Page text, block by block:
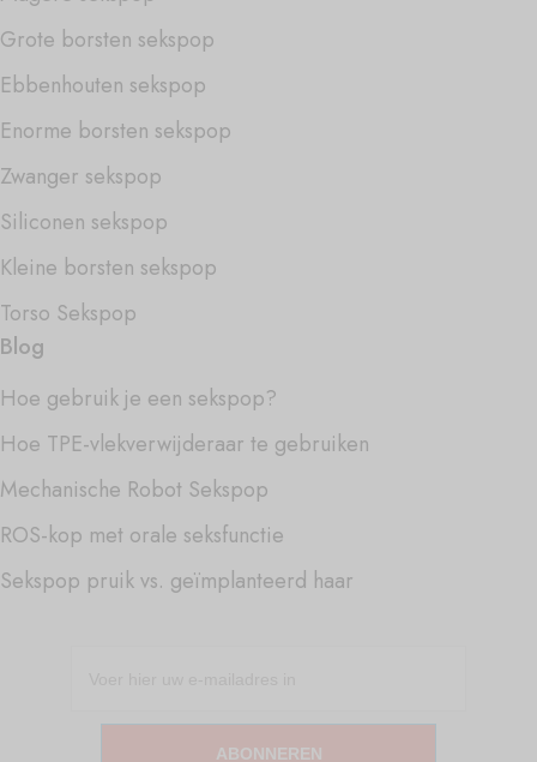
Grote borsten sekspop
Ebbenhouten sekspop
Enorme borsten sekspop
Zwanger sekspop
Siliconen sekspop
Kleine borsten sekspop
Torso Sekspop
Blog
Hoe gebruik je een sekspop?
Hoe TPE-vlekverwijderaar te gebruiken
Mechanische Robot Sekspop
ROS-kop met orale seksfunctie
Sekspop pruik vs. geïmplanteerd haar
ABONNEREN